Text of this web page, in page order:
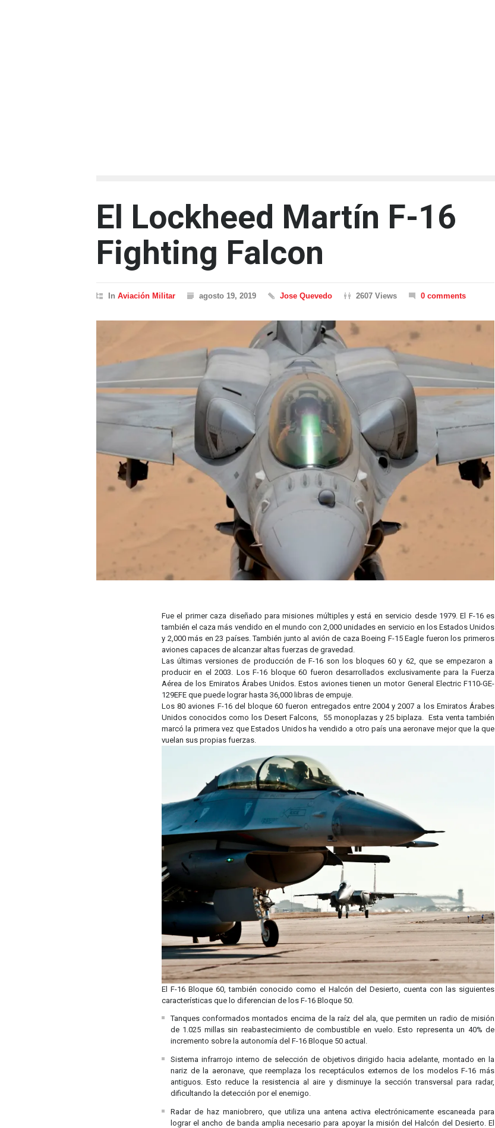
El Lockheed Martín F-16
Fighting Falcon
In Aviación Militar agosto 19, 2019 Jose Quevedo 2607 Views 0 comments
Fue el primer caza diseñado para misiones múltiples y está en servicio desde 1979. El F-16 es
también el caza más vendido en el mundo con 2,000 unidades en servicio en los Estados Unidos
y 2,000 más en 23 países. También junto al avión de caza Boeing F-15 Eagle fueron los primeros
aviones capaces de alcanzar altas fuerzas de gravedad.
Las últimas versiones de producción de F-16 son los bloques 60 y 62, que se empezaron a
producir en el 2003. Los F-16 bloque 60 fueron desarrollados exclusivamente para la Fuerza
Aérea de los Emiratos Árabes Unidos. Estos aviones tienen un motor General Electric F110-GE-
129EFE que puede lograr hasta 36,000 libras de empuje.
Los 80 aviones F-16 del bloque 60 fueron entregados entre 2004 y 2007 a los Emiratos Árabes
Unidos conocidos como los Desert Falcons, 55 monoplazas y 25 biplaza. Esta venta también
marcó la primera vez que Estados Unidos ha vendido a otro país una aeronave mejor que la que
vuelan sus propias fuerzas.
El F-16 Bloque 60, también conocido como el Halcón del Desierto, cuenta con las siguientes
características que lo diferencian de los F-16 Bloque 50.
Tanques conformados montados encima de la raíz del ala, que permiten un radio de misión
de 1.025 millas sin reabastecimiento de combustible en vuelo. Esto representa un 40% de
incremento sobre la autonomía del F-16 Bloque 50 actual.
Sistema infrarrojo interno de selección de objetivos dirigido hacia adelante, montado en la
nariz de la aeronave, que reemplaza los receptáculos externos de los modelos F-16 más
antiguos. Esto reduce la resistencia al aire y disminuye la sección transversal para radar,
dificultando la detección por el enemigo.
Radar de haz maniobrero, que utiliza una antena activa electrónicamente escaneada para
lograr el ancho de banda amplia necesario para apoyar la misión del Halcón del Desierto. El